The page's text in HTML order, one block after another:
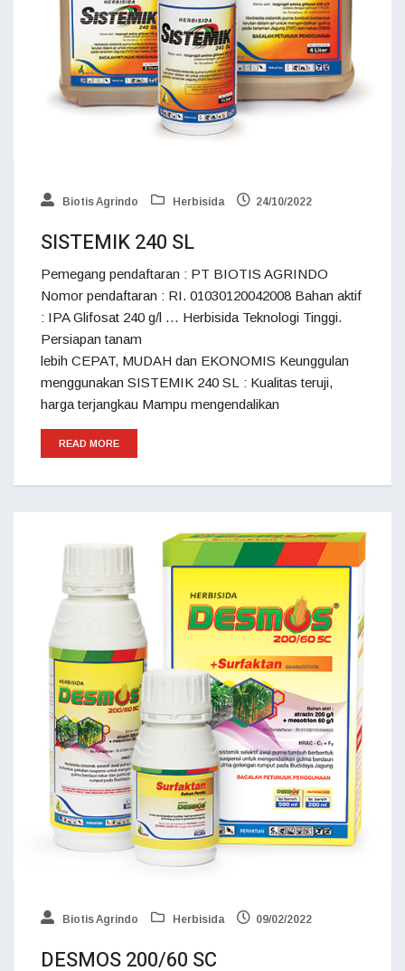
Biotis Agrindo Herbisida 24/10/2022
SISTEMIK 240 SL
Pemegang pendaftaran : PT BIOTIS AGRINDO
Nomor pendaftaran : RI. 01030120042008 Bahan aktif
: IPA Glifosat 240 g/l … Herbisida Teknologi Tinggi.
Persiapan tanam
lebih CEPAT, MUDAH dan EKONOMIS Keunggulan
menggunakan SISTEMIK 240 SL : Kualitas teruji,
harga terjangkau Mampu mengendalikan
READ MORE
Biotis Agrindo Herbisida 09/02/2022
DESMOS 200/60 SC